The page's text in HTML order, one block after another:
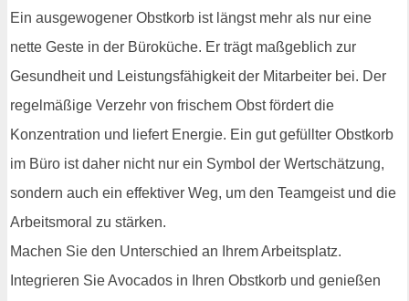
Ein ausgewogener Obstkorb ist längst mehr als nur eine
nette Geste in der Büroküche. Er trägt maßgeblich zur
Gesundheit und Leistungsfähigkeit der Mitarbeiter bei. Der
regelmäßige Verzehr von frischem Obst fördert die
Konzentration und liefert Energie. Ein gut gefüllter Obstkorb
im Büro ist daher nicht nur ein Symbol der Wertschätzung,
sondern auch ein effektiver Weg, um den Teamgeist und die
Arbeitsmoral zu stärken.
Machen Sie den Unterschied an Ihrem Arbeitsplatz.
Integrieren Sie Avocados in Ihren Obstkorb und genießen